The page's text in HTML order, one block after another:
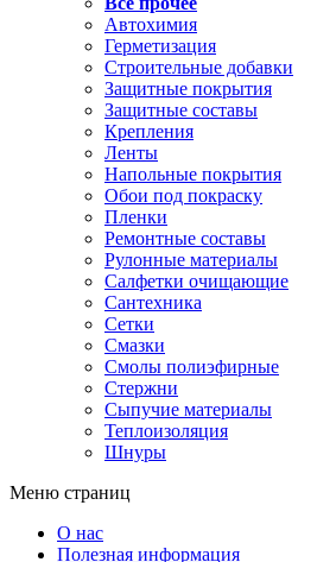
Автохимия
Герметизация
Строительные добавки
Защитные покрытия
Защитные составы
Крепления
Ленты
Напольные покрытия
Обои под покраску
Пленки
Ремонтные составы
Рулонные материалы
Салфетки очищающие
Сантехника
Сетки
Смазки
Смолы полиэфирные
Стержни
Сыпучие материалы
Теплоизоляция
Шнуры
Меню страниц
О нас
Полезная информация